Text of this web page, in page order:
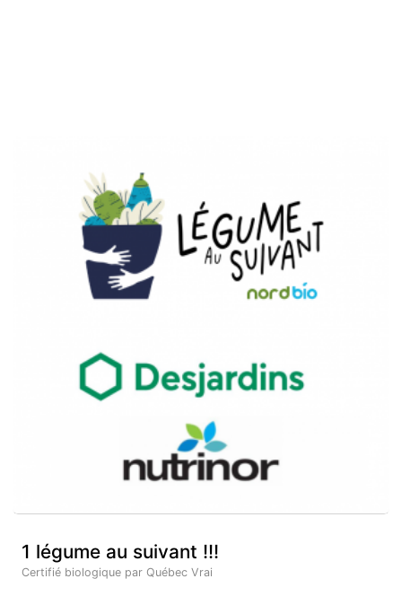
1 légume au suivant !!!
Certifié biologique par Québec Vrai